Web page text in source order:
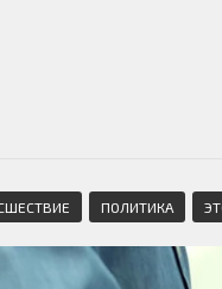
ПОЛИТИКА